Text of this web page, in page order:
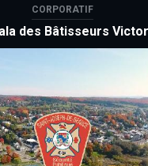
CORPORATIF
des Bâtisseurs